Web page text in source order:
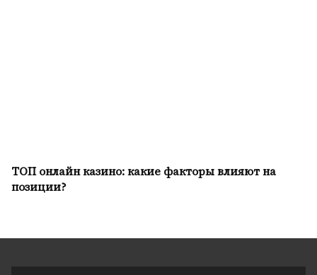
ТОП онлайн казино: какие факторы влияют на
позиции?